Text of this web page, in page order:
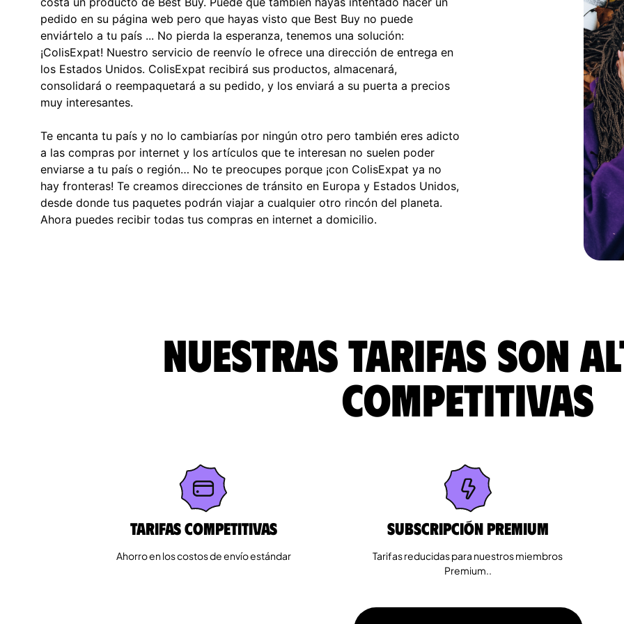
pedido en su página web pero que hayas visto que Best Buy no puede
enviártelo a tu país ... No pierda la esperanza, tenemos una solución:
¡ColisExpat! Nuestro servicio de reenvío le ofrece una dirección de entrega en
los Estados Unidos. ColisExpat recibirá sus productos, almacenará,
consolidará o reempaquetará a su pedido, y los enviará a su puerta a precios
muy interesantes.
Te encanta tu país y no lo cambiarías por ningún otro pero también eres adicto
a las compras por internet y los artículos que te interesan no suelen poder
enviarse a tu país o región… No te preocupes porque ¡con ColisExpat ya no
hay fronteras! Te creamos direcciones de tránsito en Europa y Estados Unidos,
desde donde tus paquetes podrán viajar a cualquier otro rincón del planeta.
Ahora puedes recibir todas tus compras en internet a domicilio.
Nuestras tarifas son
competitivas
Tarifas competitivas
Ahorro en los costos de envío estándar
Subscripción Premium
Tarifas reducidas para nuestros miembros
Premium..